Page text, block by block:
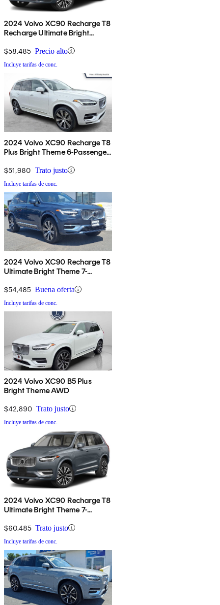
2024 Volvo XC90 Recharge T8
Recharge Ultimate Bright
$58,485 Precio alto
Incluye tarifas de conc.
2024 Volvo XC90 Recharge T8
Plus Bright Theme 6-Passenger
$51,980 Trato justo
Incluye tarifas de conc.
2024 Volvo XC90 Recharge T8
Ultimate Bright Theme 7-
$54,485 Buena oferta
Incluye tarifas de conc.
2024 Volvo XC90 B5 Plus
Bright Theme AWD
$42,890 Trato justo
Incluye tarifas de conc.
2024 Volvo XC90 Recharge T8
Ultimate Bright Theme 7-
$60,485 Trato justo
Incluye tarifas de conc.